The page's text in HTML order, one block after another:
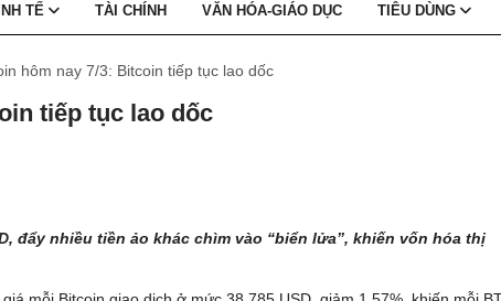
TẾ TÀI CHÍNH VĂN HÓA-GIÁO DỤC TIÊU DÙNG
hôm nay 7/3: Bitcoin tiếp tục lao dốc
tiếp tục lao dốc
đẩy nhiều tiền ảo khác chìm vào “biển lửa”, khiến vốn hóa thị